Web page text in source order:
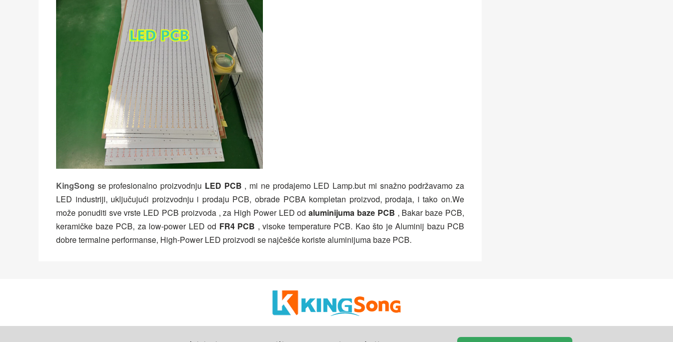
KingSong se profesionalno proizvodnju LED PCB , mi ne prodajemo LED Lamp.but mi snažno podržavamo za
LED industriji, uključujući proizvodnju i prodaju PCB, obrade PCBA kompletan proizvod, prodaja, i tako on.We
može ponuditi sve vrste LED PCB proizvoda , za High Power LED odaluminijuma baze PCB , Bakar baze PCB,
keramičke baze PCB, za low-power LED od FR4 PCB , visoke temperature PCB. Kao što je Aluminij bazu PCB
dobre termalne performanse, High-Power LED proizvodi se najčešće koriste aluminijuma baze PCB.